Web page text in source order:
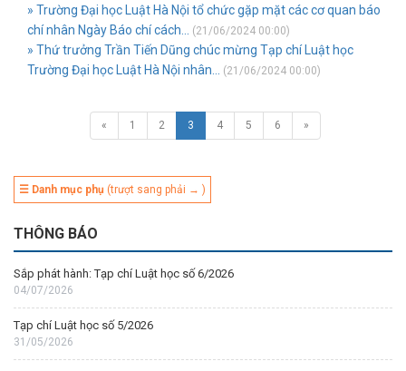
» Trường Đại học Luật Hà Nội tổ chức gặp mặt các cơ quan báo
chí nhân Ngày Báo chí cách...
(21/06/2024 00:00)
» Thứ trưởng Trần Tiến Dũng chúc mừng Tạp chí Luật học
Trường Đại học Luật Hà Nội nhân...
(21/06/2024 00:00)
« 1 2 3 4 5 6 »
☰ Danh mục phụ (trượt sang phải → )
THÔNG BÁO
Sắp phát hành: Tạp chí Luật học số 6/2026
04/07/2026
Tạp chí Luật học số 5/2026
31/05/2026